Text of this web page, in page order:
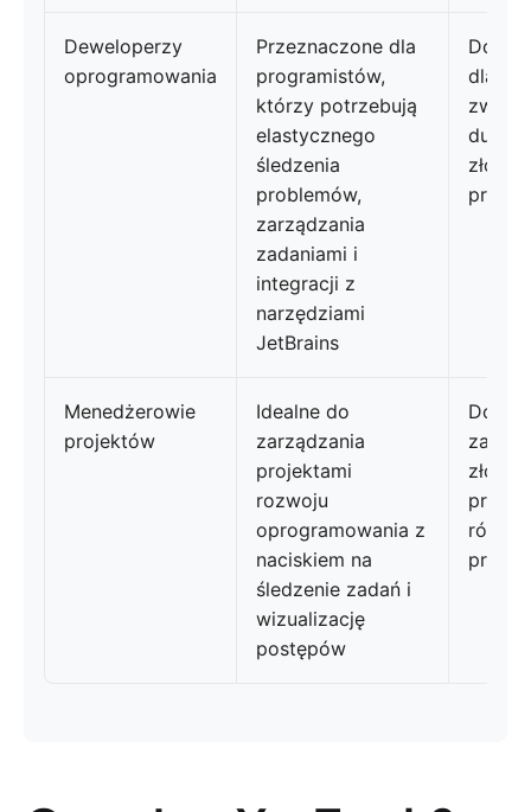
Deweloperzy
oprogramowania
Przeznaczone dla
programistów,
którzy potrzebują
elastycznego
śledzenia
problemów,
zarządzania
zadaniami i
integracji z
narzędziami
JetBrains
dla
pracy
Menedżerowie
projektów
Idealne do
zarządzania
projektami
rozwoju
oprogramowania z
naciskiem na
śledzenie zadań i
wizualizację
postępów